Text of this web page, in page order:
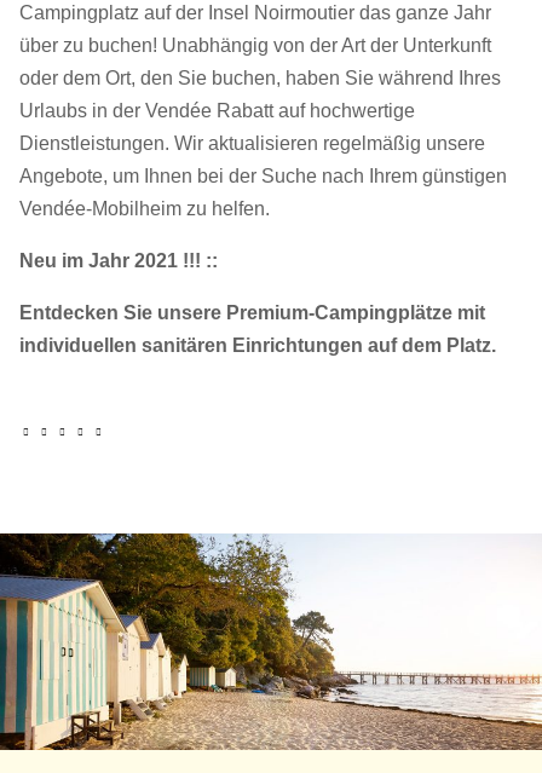
Campingplatz auf der Insel Noirmoutier das ganze Jahr
über zu buchen! Unabhängig von der Art der Unterkunft
oder dem Ort, den Sie buchen, haben Sie während Ihres
Urlaubs in der Vendée Rabatt auf hochwertige
Dienstleistungen. Wir aktualisieren regelmäßig unsere
Angebote, um Ihnen bei der Suche nach Ihrem günstigen
Vendée-Mobilheim zu helfen.
Neu im Jahr 2021 !!! ::
Entdecken Sie unsere Premium-Campingplätze mit
individuellen sanitären Einrichtungen auf dem Platz.